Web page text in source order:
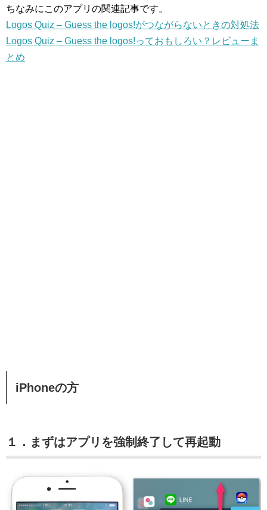
ちなみにこのアプリの関連記事です。
Logos Quiz – Guess the logos!がつながらないときの対処法
Logos Quiz – Guess the logos!っておもしろい？レビューま
とめ
iPhoneの方
１．まずはアプリを強制終了して再起動